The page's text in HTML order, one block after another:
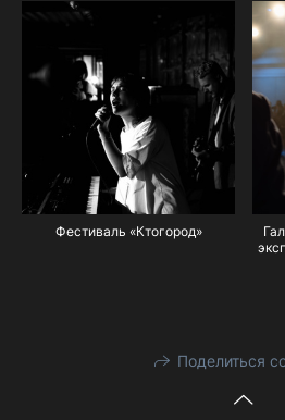
Фестиваль «Ктогород»
Поделиться